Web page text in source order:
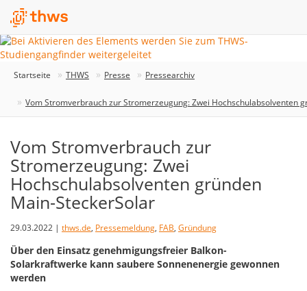
Startseite THWS Presse Pressearchiv
Vom Stromverbrauch zur Stromerzeugung: Zwei Hochschulabsolventen
Vom Stromverbrauch zur
Stromerzeugung: Zwei
Hochschulabsolventen gründen
Main-SteckerSolar
29.03.2022 | thws.de, Pressemeldung, FAB, Gründung
Über den Einsatz genehmigungsfreier Balkon-
Solarkraftwerke kann saubere Sonnenenergie gewonnen
werden